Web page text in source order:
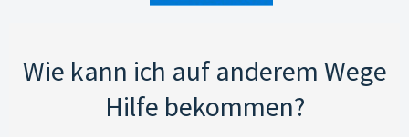
Wie kann ich auf anderem Wege
Hilfe bekommen?